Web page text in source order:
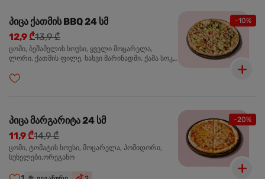
-10%
პიცა ქათმის BBQ 24 სმ
12,9 ₾13,9 ₾
ცომი, ბეშამელის სოუსი, ყველი მოცარელა,
ლორი, ქათმის ფილე, ხახვი მარინადში, ქამა სოკო
-20%
პიცა მარგარიტა 24 სმ
11,9 ₾14,9 ₾
ცომი, ტომატის სოუსი, მოცარელა, პომიდორი,
სუნელები,ორეგანო